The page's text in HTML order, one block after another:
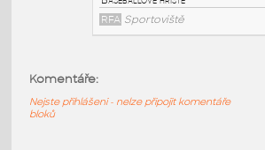
DWG Sportoviště
DWG
Sportoviště
Komentáře:
Nejste přihlášeni - nelze připojit komentáře
bloků